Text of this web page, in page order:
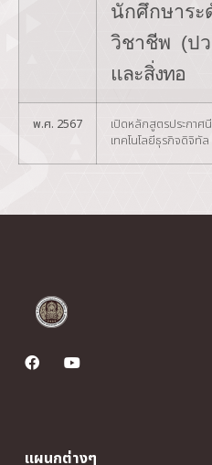
นักศึกษาระ
วิชาชีพ (ป
และสิ่งทอ
พ.ศ. 2567
เปิดหลักสูตรประกาศ
เทคโนโลยีธุรกิจดิจิทัล
แผนกต่างๆ